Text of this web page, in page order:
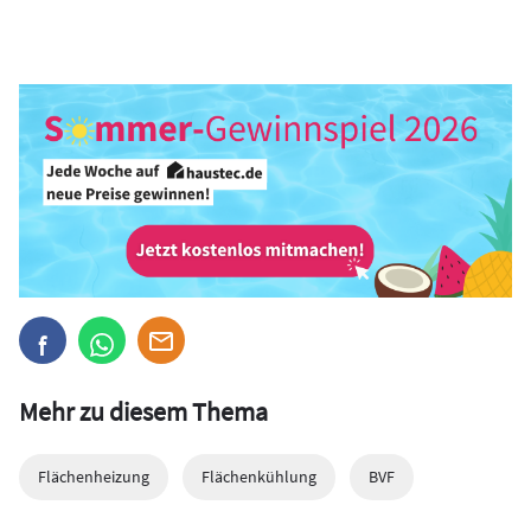
Mehr zu diesem Thema
Flächenheizung Flächenkühlung BVF